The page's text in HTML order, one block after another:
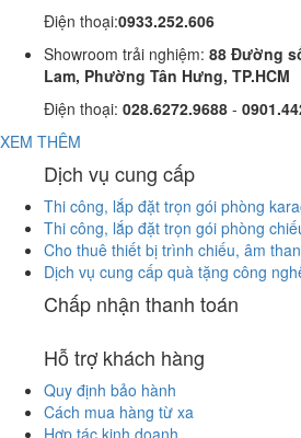
Điện thoại:0933.252.606
Showroom trải nghiệm: 88 Đường
Lam, Phường Tân Hưng, TP.HCM
Điện thoại: 028.6272.9688 -
XEM THÊM
Dịch vụ cung cấp
Thi công, lắp đặt trọn gói phòng
Thi công, lắp đặt trọn gói phòng
Cho thuê thiết bị trình chiếu, âm
Dịch vụ cung cấp quà tặng công
Chấp nhận thanh toán
Hỗ trợ khách hàng
Quy định bảo hành
Cách mua hàng từ xa
Hợp tác kinh doanh